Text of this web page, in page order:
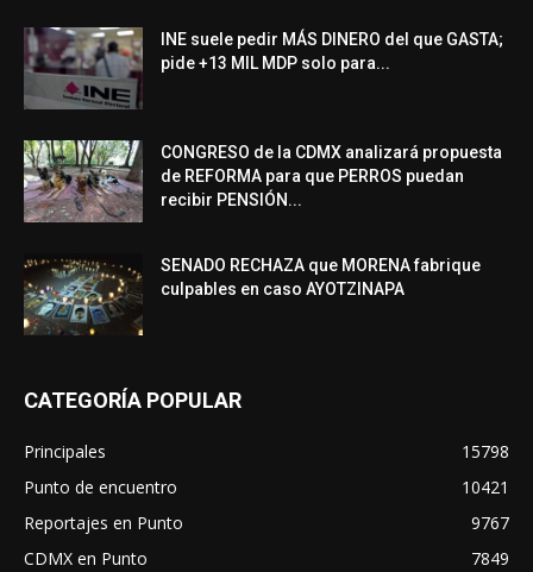
INE suele pedir MÁS DINERO del que GASTA;
pide +13 MIL MDP solo para...
CONGRESO de la CDMX analizará propuesta
de REFORMA para que PERROS puedan
recibir PENSIÓN...
SENADO RECHAZA que MORENA fabrique
culpables en caso AYOTZINAPA
CATEGORÍA POPULAR
Principales
15798
Punto de encuentro
10421
Reportajes en Punto
9767
CDMX en Punto
7849